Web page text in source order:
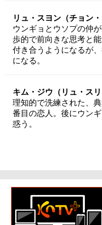
リュ・スヨン（チョン・
ウンギョとウソプの仲
歩的で前向きな思考と
付き合うようになるが
になる。
キム・ジウ（リュ・スリ
理知的で洗練された、
番目の恋人。後にウン
惑う。